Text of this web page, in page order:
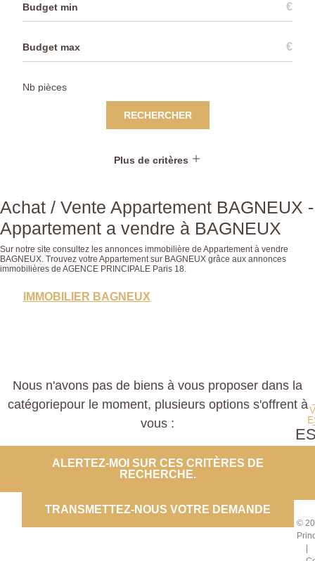
€
€
RECHERCHER
Plus de critères
Achat / Vente Appartement BAGNEUX -
Appartement a vendre à BAGNEUX
Sur notre site consultez les annonces immobilière de Appartement à vendre
BAGNEUX. Trouvez votre Appartement sur BAGNEUX grâce aux annonces
immobilières de AGENCE PRINCIPALE Paris 18.
IMMOBILIER BAGNEUX
Nous n'avons pas de biens à vous proposer dans la
catégoriepour le moment, plusieurs options s'offrent à
vous :
ALERTEZ-MOI SUR CES CRITÈRES DE
RECHERCHE.
TRANSMETTEZ-NOUS VOTRE DEMANDE
©